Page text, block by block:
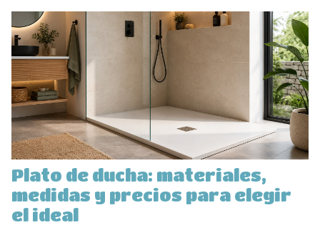
Plato de ducha: materiales,
medidas y precios para elegir
el ideal